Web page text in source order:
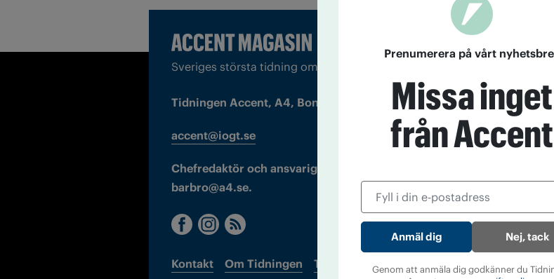
Sveriges största tidning om droger och nykterhet
Tidningen Accent, A4, Bondegatan 21, 116 33 Stockholm
accent@iogt.se
Chefredaktör och ansvarig utgivare: Barbro Janson Lundkvist,
barbro@a4.se.
Kontakt Om Tidningen Tidningsarkiv In English
Prenumerera på vårt
Missa inget
från Accent
Nej, tack
Genom att anmäla dig godkänner du